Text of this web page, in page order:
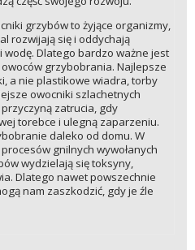
grzybów to żyjące organizmy,
rozwijają się i oddychają
Dlatego bardzo ważne jest
grzybobrania. Najlepsze
a nie plastikowe wiadra, torby
owocniki szlachetnych
zatrucia, gdy
torebce i ulegną zaparzeniu.
daleko od domu. W
gnilnych wywołanych
wydzielają się toksyny,
Dlatego nawet powszechnie
nam zaszkodzić, gdy je źle